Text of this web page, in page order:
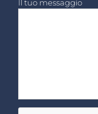
Il tuo messaggio